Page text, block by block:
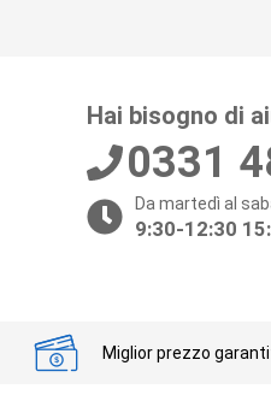
Hai bisogno di
0331
Da martedì al
9:30-12:30
Miglior prezzo